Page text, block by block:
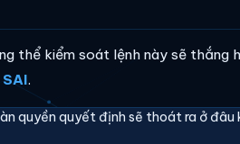
thể kiểm soát lệnh này sẽ thắng
SAI.
quyền quyết định sẽ thoát ra ở